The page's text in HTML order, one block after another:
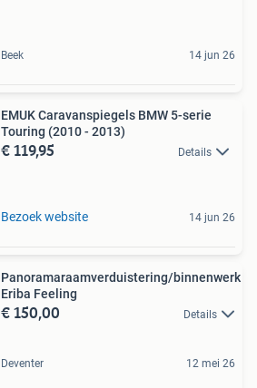
Beek 14 jun 26
EMUK Caravanspiegels BMW 5-serie
Touring (2010 - 2013)
€ 119,95 Details
Bezoek website 14 jun 26
Panoramaraamverduistering/binnenwerk
Eriba Feeling
€ 150,00 Details
Deventer 12 mei 26